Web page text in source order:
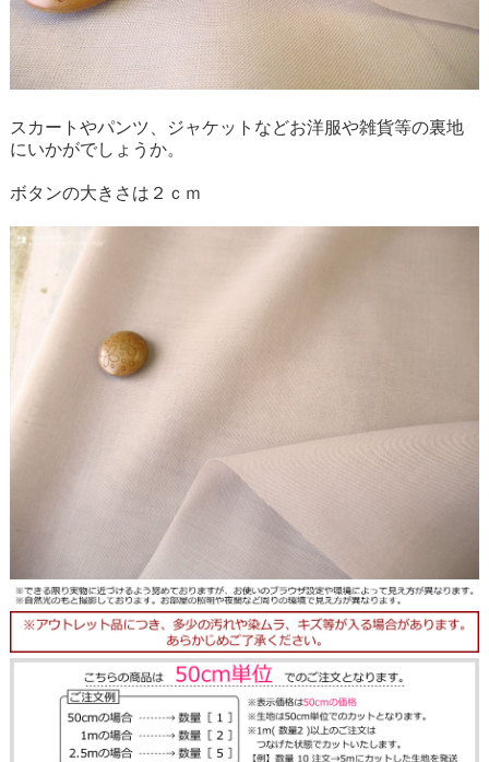
スカートやパンツ、ジャケットなどお洋服や雑貨等の裏地
にいかがでしょうか。
ボタンの大きさは２ｃｍ